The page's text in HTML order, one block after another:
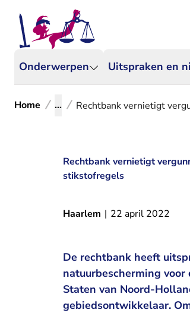
Onderwerpen Uitspraken en
Home ... Rechtbank vernietigt
Rechtbank vernietigt
stikstofregels
Haarlem | 22 april 2022
De rechtbank heeft
natuurbescherming
Staten van Noord-
gebiedsontwikkelaar.